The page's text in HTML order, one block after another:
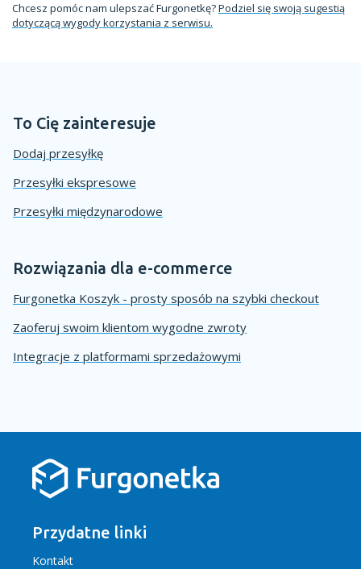
Chcesz pomóc nam ulepszać Furgonetkę?Podziel się swoją sugestią
dotyczącą wygody korzystania z serwisu.
To Cię zainteresuje
Dodaj przesyłkę
Przesyłki ekspresowe
Przesyłki międzynarodowe
Rozwiązania dla e-commerce
Furgonetka Koszyk - prosty sposób na szybki checkout
Zaoferuj swoim klientom wygodne zwroty
Integracje z platformami sprzedażowymi
Przydatne linki
Kontakt